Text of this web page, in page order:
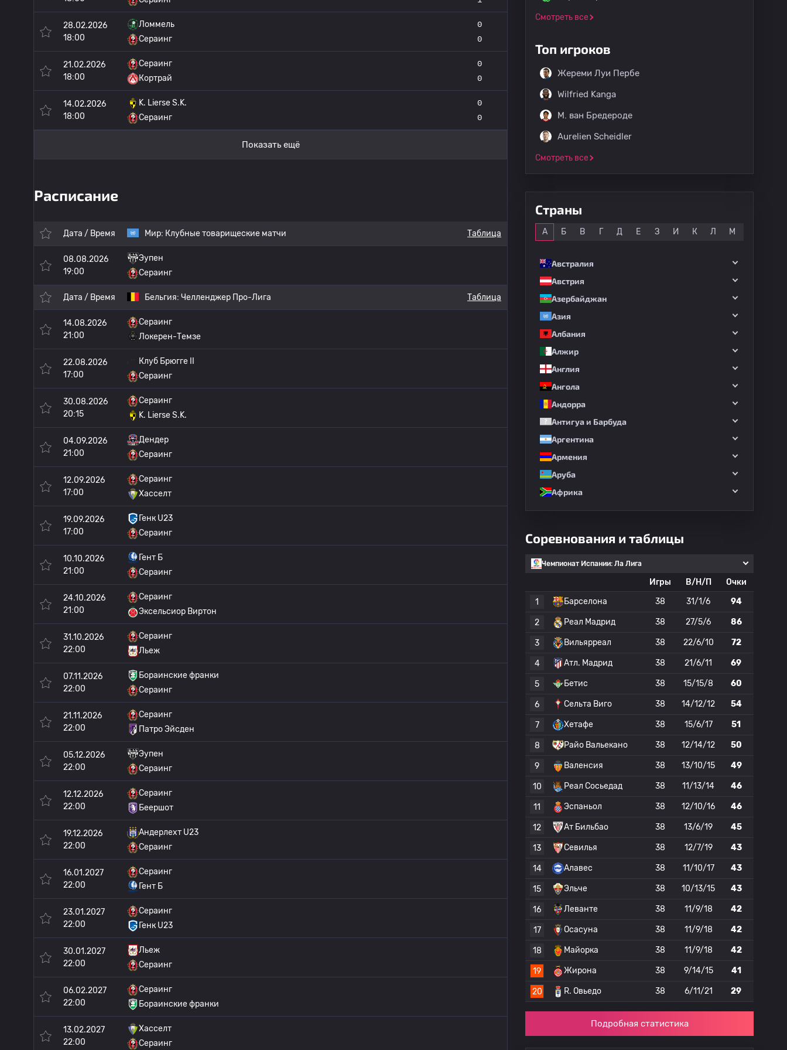
28.02.2026
18:00
Ломмель
Сераинг
0
0
21.02.2026
18:00
Сераинг
Кортрай
0
0
14.02.2026
18:00
K. Lierse S.K.
Сераинг
0
0
Показать ещё
Расписание
Дата / Время Мир: Клубные товарищеские матчи Таблица
08.08.2026
19:00
Эупен
Сераинг
Дата / Время Бельгия: Челленджер Про-Лига Таблица
14.08.2026
21:00
Сераинг
Локерен-Темзе
22.08.2026
17:00
Клуб Брюгге II
Сераинг
30.08.2026
20:15
Сераинг
K. Lierse S.K.
04.09.2026
21:00
Дендер
Сераинг
12.09.2026
17:00
Сераинг
Хасселт
19.09.2026
17:00
Генк U23
Сераинг
10.10.2026
21:00
Гент Б
Сераинг
24.10.2026
21:00
Сераинг
Эксельсиор Виртон
31.10.2026
22:00
Сераинг
Льеж
07.11.2026
22:00
Бораинские франки
Сераинг
21.11.2026
22:00
Сераинг
Патро Эйсден
05.12.2026
22:00
Эупен
Сераинг
12.12.2026
22:00
Сераинг
Беершот
19.12.2026
22:00
Андерлехт U23
Сераинг
16.01.2027
22:00
Сераинг
Гент Б
23.01.2027
22:00
Сераинг
Генк U23
30.01.2027
22:00
Льеж
Сераинг
06.02.2027
22:00
Сераинг
Бораинские франки
13.02.2027
22:00
Хасселт
Сераинг
Смотреть все
Топ игроков
Жереми Луи Пербе
Wilfried Kanga
М. ван Бредероде
Aurelien Scheidler
Смотреть все
Страны
А Б В Г Д Е З И К Л М
Австралия
Австрия
Азербайджан
Азия
Албания
Алжир
Англия
Ангола
Андорра
Антигуа и Барбуда
Аргентина
Армения
Аруба
Африка
Соревнования и таблицы
Чемпионат Испании: Ла Лига
Игры В/Н/П
Очки
1
Барселона 38 31/1/6 94
2 Реал Мадрид 38 27/5/6 86
3 Вильярреал 38 22/6/10 72
4 Атл. Мадрид 38 21/6/11 69
5 Бетис 38 15/15/8 60
6 Сельта Виго 38 14/12/12 54
7 Хетафе 38 15/6/17 51
8 Райо Вальекано 38 12/14/12 50
9 Валенсия 38 13/10/15 49
10 Реал Сосьедад 38 11/13/14 46
11 Эспаньол 38 12/10/16 46
12 Ат Бильбао 38 13/6/19 45
13 Севилья 38 12/7/19 43
14 Алавес 38 11/10/17 43
15 Эльче 38 10/13/15 43
16 Леванте 38 11/9/18 42
17 Осасуна 38 11/9/18 42
18 Майорка 38 11/9/18 42
19 Жирона 38 9/14/15 41
20 R. Овьедо 38 6/11/21 29
Подробная статистика